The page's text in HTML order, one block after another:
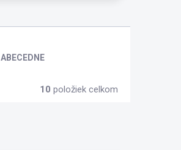
ABECEDNE
10 položiek celkom